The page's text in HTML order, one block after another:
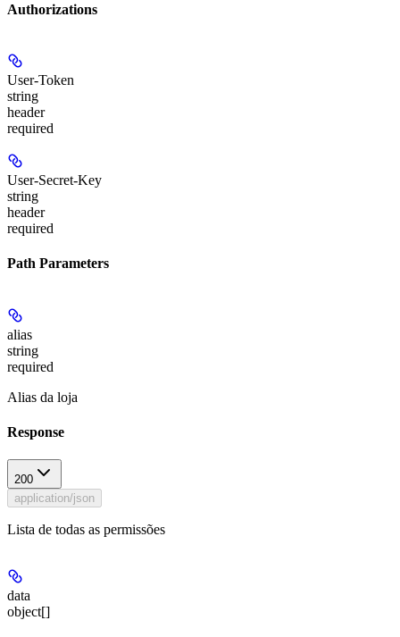
Authorizations
User-Token
string
header
required
User-Secret-Key
string
header
required
Path Parameters
alias
string
required
Alias da loja
Response
200
application/json
Lista de todas as permissões
data
object[]